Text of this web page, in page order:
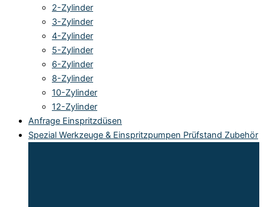
2-Zylinder
3-Zylinder
4-Zylinder
5-Zylinder
6-Zylinder
8-Zylinder
10-Zylinder
12-Zylinder
Anfrage Einspritzdüsen
Spezial Werkzeuge & Einspritzpumpen Prüfstand Zubehör